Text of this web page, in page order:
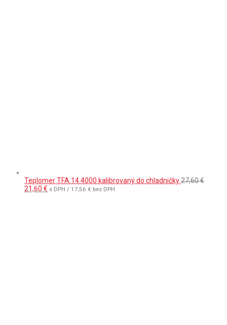
Teplomer TFA 14.4000 kalibrovaný do chladničky27,60€
Pôvodná
21,60 € Aktuálna
s DPH / 17,56 € bez DPH